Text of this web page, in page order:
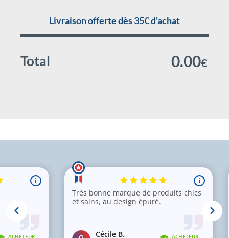
Livraison offerte dès 35€ d'achat
Total 0.00€